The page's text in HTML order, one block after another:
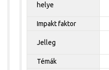
helye
Impakt faktor
Jelleg
Témák